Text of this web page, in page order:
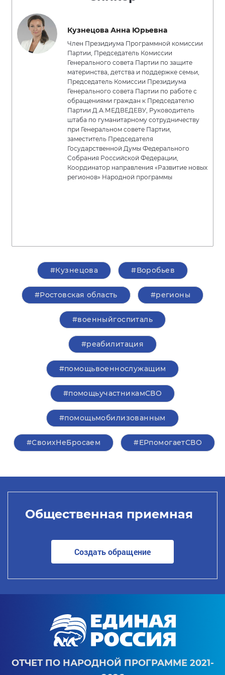
Кузнецова Анна Юрьевна
Член Президиума Программной комиссии
Партии, Председатель Комиссии
Генерального совета Партии по защите
материнства, детства и поддержке семьи,
Председатель Комиссии Президиума
Генерального совета Партии по работе с
обращениями граждан к Председателю
Партии Д.А.МЕДВЕДЕВУ, Руководитель
штаба по гуманитарному сотрудничеству
при Генеральном совете Партии,
заместитель Председателя
Государственной Думы Федерального
Собрания Российской Федерации,
Координатор направления «Развитие новых
регионов» Народной программы
#Кузнецова #Воробьев
#Ростовская область #регионы
#военныйгоспиталь
#реабилитация
#помощьвоеннослужащим
#помощьучастникамСВО
#помощьмобилизованным
#СвоихНеБросаем #ЕРпомогаетСВО
Общественная приемная
Создать обращение
ОТЧЕТ ПО НАРОДНОЙ ПРОГРАММЕ 2021-